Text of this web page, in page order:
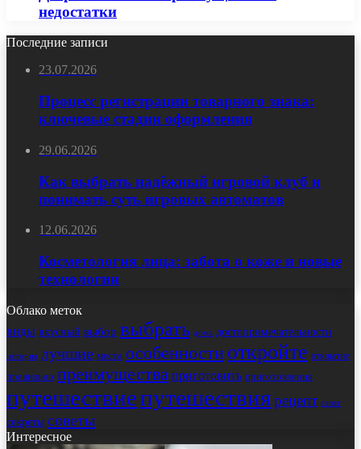
недостатки
Последние записи
23.07.2026
Процесс регистрации товарного знака:
ключевые стадии оформления
29.06.2026
Как выбрать надёжный игровой клуб и
понимать суть игровых автоматов
12.06.2026
Косметология лица: забота о коже и новые
технологии
Облако меток
виды вкусный выбор выбрать дома достопримечательности
история лучшие места особенности откройте открытие
правильно преимущества приготовить приготовления
путешествиепутешествиярецепт салат
секреты советы
Интересное